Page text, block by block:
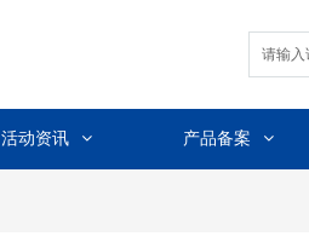
活动资讯 产品备案